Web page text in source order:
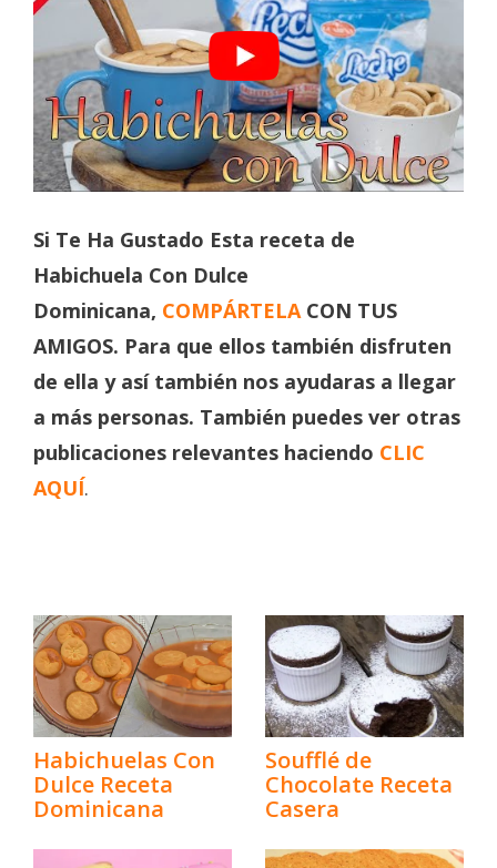
Si Te Ha Gustado Esta receta de
Habichuela Con Dulce
Dominicana, COMPÁRTELA CON TUS
AMIGOS. Para que ellos también disfruten
de ella y así también nos ayudaras a llegar
a más personas. También puedes ver otras
publicaciones relevantes haciendo CLIC
AQUÍ.
Habichuelas Con
Dulce Receta
Dominicana
Soufflé de
Chocolate Receta
Casera